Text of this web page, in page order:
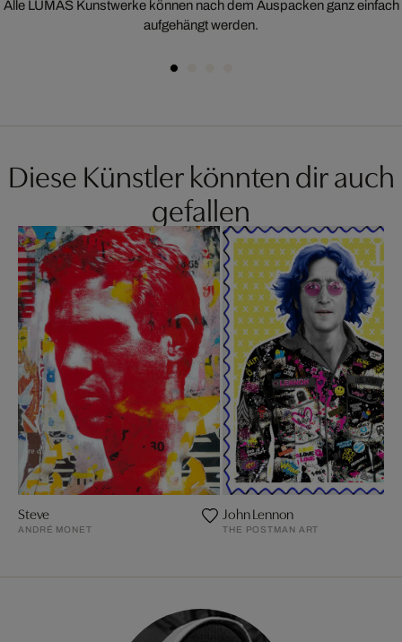
Alle LUMAS Kunstwerke können nach dem Auspacken ganz einfach
aufgehängt werden.
Diese Künstler könnten dir auch
gefallen
Steve
ANDRÉ MONET
John Lennon
THE POSTMAN ART